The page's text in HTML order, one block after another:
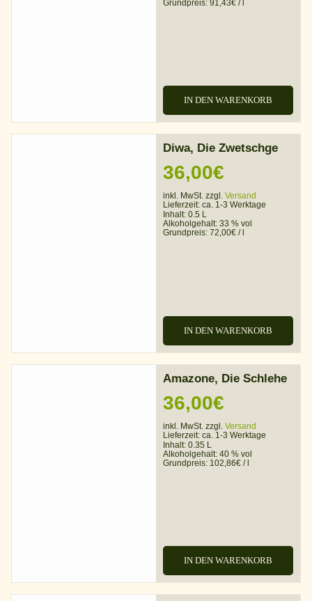
Grundpreis: 91,43€ /
IN DEN WARENKORB
Diwa, Die Zwetschge
36,00€
inkl. MwSt. zzgl. Versand
Lieferzeit: ca. 1-3 Werktage
Inhalt: 0.5 L
Alkoholgehalt: 33 % vol
Grundpreis: 72,00€ /
IN DEN WARENKORB
Amazone, Die Schlehe
36,00€
inkl. MwSt. zzgl. Versand
Lieferzeit: ca. 1-3 Werktage
Inhalt: 0.35 L
Alkoholgehalt: 40 % vol
Grundpreis: 102,86€ /l
IN DEN WARENKORB